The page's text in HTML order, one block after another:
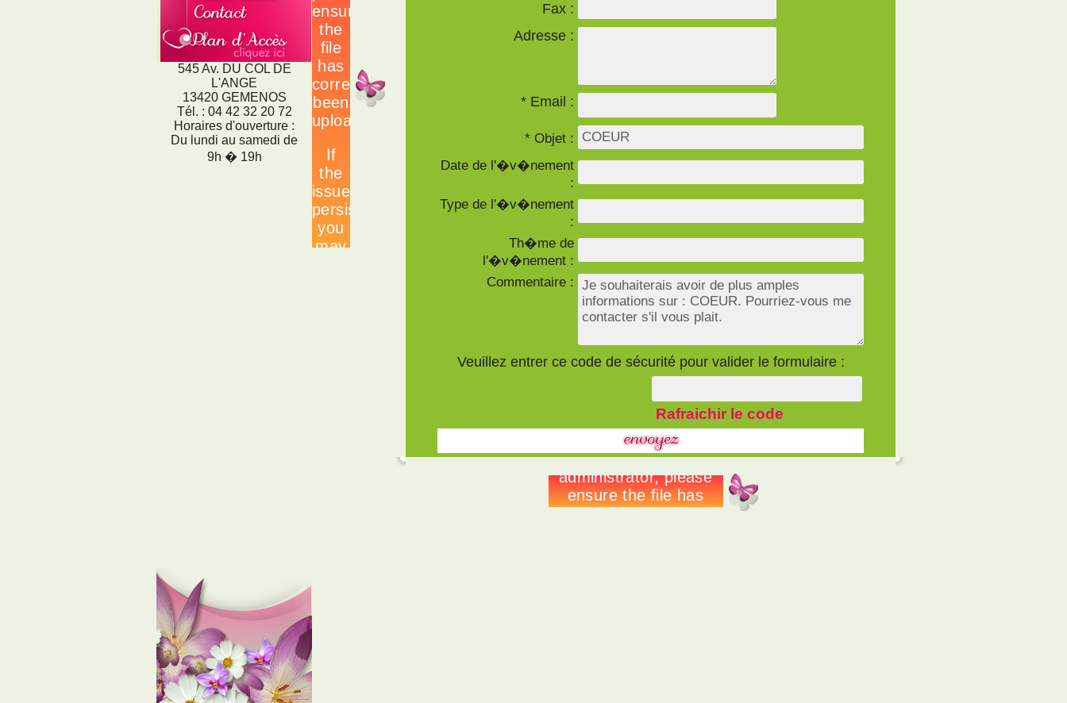
545 Av. DU COL DE
L'ANGE
13420 GEMENOS
Tél. : 04 42 32 20 72
Horaires d'ouverture :
Du lundi au samedi de
9h � 19h
Fax :
Adresse :
* Email :
* Objet :
Date de l'�v�nement
:
Type de l'�v�nement
:
Th�me de
l'�v�nement :
Commentaire :
Veuillez entrer ce code de sécurité pour valider le formulaire :
Rafraichir le code